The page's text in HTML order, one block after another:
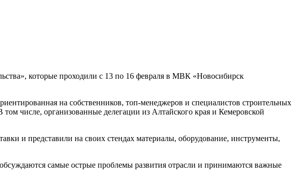
которые проходили с 13 по 16 февраля в МВК «Новосибирск
на собственников, топ-менеджеров и специалистов строительных
числе, организованные делегации из Алтайского края и Кемеровской
и представили на своих стендах материалы, оборудование, инструменты,
самые острые проблемы развития отрасли и принимаются важные